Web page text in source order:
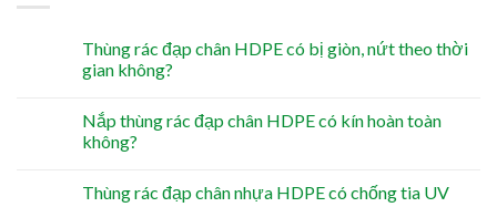
Thùng rác đạp chân HDPE có bị giòn, nứt theo thời
gian không?
Nắp thùng rác đạp chân HDPE có kín hoàn toàn
không?
Thùng rác đạp chân nhựa HDPE có chống tia UV